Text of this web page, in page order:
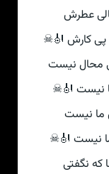
عطرش
پی کارش 🎻☠
محال نیست
نیست 🎻☠
ما نیست
نیست 🎻☠
که نگفتی